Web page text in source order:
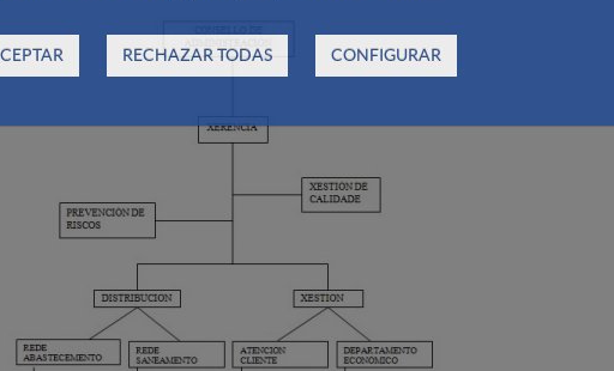
RECHAZAR TODAS CONFIGURAR